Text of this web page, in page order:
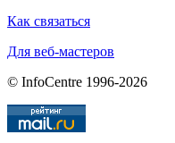
Как связаться
Для веб-мастеров
© InfoCentre 1996-2026